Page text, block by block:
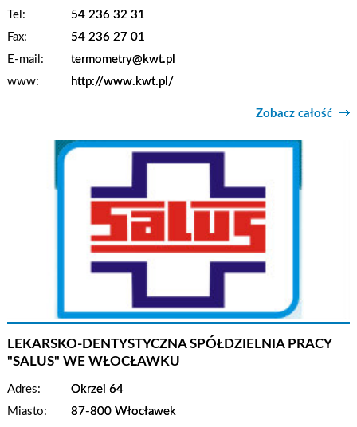
Tel:
54 236 32 31
Fax:
54 236 27 01
E-mail:
termometry@kwt.pl
www:
http://www.kwt.pl/
Zobacz całość
LEKARSKO-DENTYSTYCZNA SPÓŁDZIELNIA PRACY
"SALUS" WE WŁOCŁAWKU
Adres:
Okrzei 64
Miasto:
87-800 Włocławek